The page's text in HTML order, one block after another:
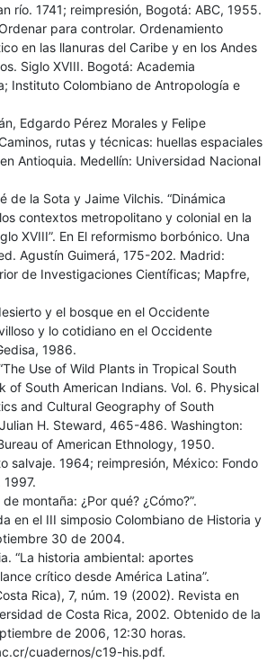
río. 1741; reimpresión, Bogotá: ABC, 1955.
para controlar. Ordenamiento
en las llanuras del Caribe y en los Andes
Siglo XVIII. Bogotá: Academia
Instituto Colombiano de Antropología e
Edgardo Pérez Morales y Felipe
rutas y técnicas: huellas espaciales
Antioquia. Medellín: Universidad Nacional
de la Sota y Jaime Vilchis. “Dinámica
contextos metropolitano y colonial en la
XVIII”. En El reformismo borbónico. Una
Agustín Guimerá, 175-202. Madrid:
de Investigaciones Científicas; Mapfre,
y el bosque en el Occidente
y lo cotidiano en el Occidente
1986.
Use of Wild Plants in Tropical South
of South American Indians. Vol. 6. Physical
and Cultural Geography of South
H. Steward, 465-486. Washington:
of American Ethnology, 1950.
salvaje. 1964; reimpresión, México: Fondo
montaña: ¿Por qué? ¿Cómo?”.
en el III simposio Colombiano de Historia y
30 de 2004.
“La historia ambiental: aportes
crítico desde América Latina”.
Rica), 7, núm. 19 (2002). Revista en
de Costa Rica, 2002. Obtenido de la
de 2006, 12:30 horas.
cuadernos/c19-his.pdf.